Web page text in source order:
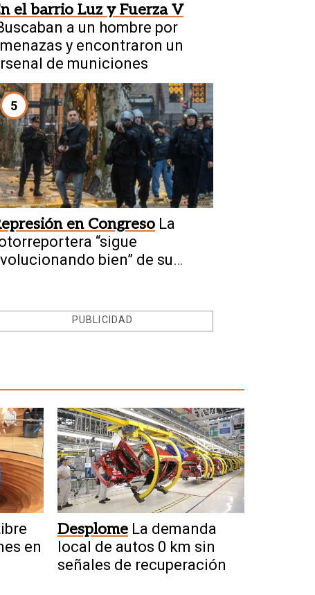
el barrio Luz y Fuerza V
a un hombre por
y encontraron un
de municiones
5
en Congreso La
“sigue
bien” de su
PUBLICIDAD
en
Desplome La demanda
local de autos 0 km sin
señales de recuperación